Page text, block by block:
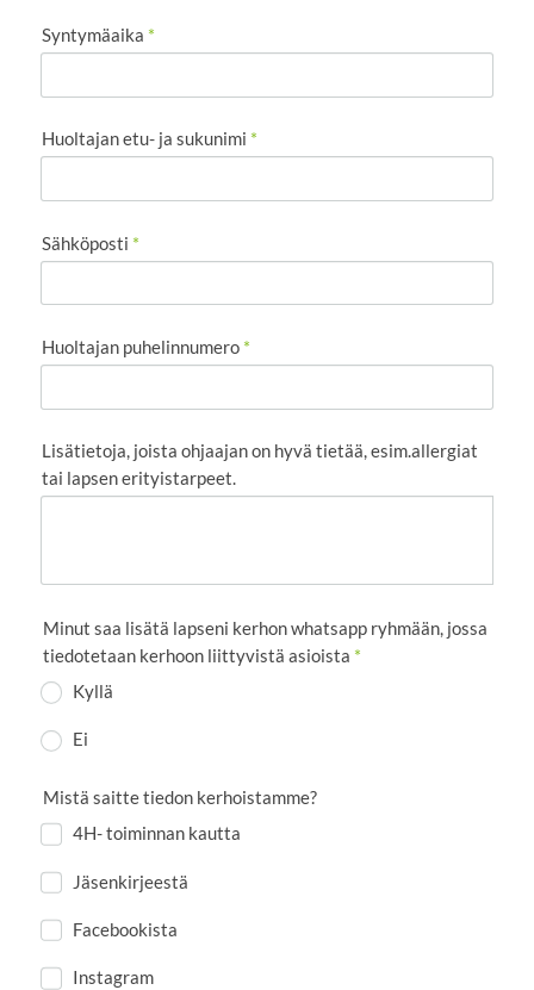
Syntymäaika *
Huoltajan etu- ja sukunimi *
Sähköposti *
Huoltajan puhelinnumero *
Lisätietoja, joista ohjaajan on hyvä tietää, esim.allergiat
tai lapsen erityistarpeet.
Minut saa lisätä lapseni kerhon whatsapp ryhmään, jossa
tiedotetaan kerhoon liittyvistä asioista *
Kyllä
Ei
Mistä saitte tiedon kerhoistamme?
4H- toiminnan kautta
Jäsenkirjeestä
Facebookista
Instagram